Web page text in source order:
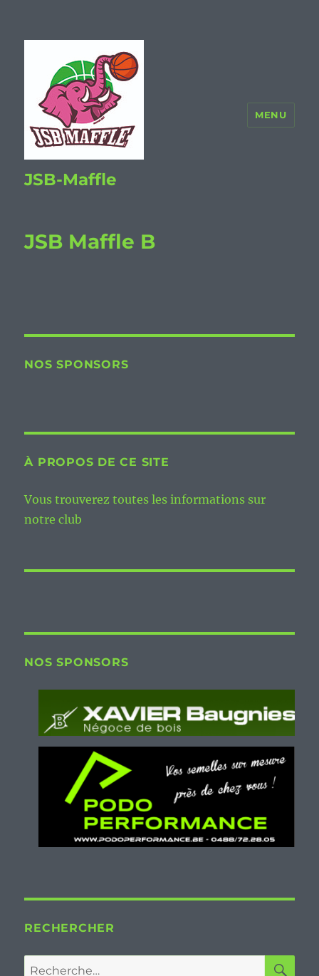
JSB-Maffle
MENU
JSB Maffle B
NOS SPONSORS
À PROPOS DE CE SITE
Vous trouverez toutes les informations sur
notre club
NOS SPONSORS
RECHERCHER
Recherche